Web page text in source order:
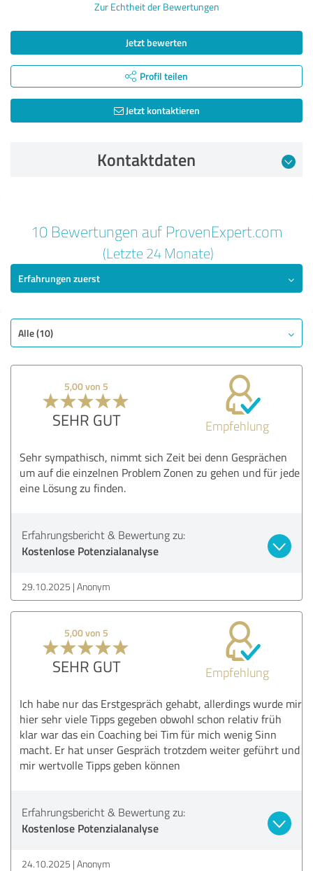
Zur Echtheit der Bewertungen
Jetzt bewerten
Profil teilen
Jetzt kontaktieren
Kontaktdaten
SEHR GUT
Nutzen
Beratung
Bewertung anzeigen
10 Bewertungen auf ProvenExpert.com
(Letzte 24 Monate)
Erfahrungen zuerst
Alle (10)
5,00 von 5
SEHR GUT Empfehlung
Sehr sympathisch, nimmt sich Zeit bei denn Gesprächen
um auf die einzelnen Problem Zonen zu gehen und für jede
eine Lösung zu finden.
Erfahrungsbericht & Bewertung zu:
Kostenlose Potenzialanalyse
29.10.2025 Anonym
5,00 von 5
SEHR GUT Empfehlung
Ich habe nur das Erstgespräch gehabt, allerdings wurde mir
hier sehr viele Tipps gegeben obwohl schon relativ früh
klar war das ein Coaching bei Tim für mich wenig Sinn
macht. Er hat unser Gespräch trotzdem weiter geführt und
mir wertvolle Tipps geben können
Erfahrungsbericht & Bewertung zu:
Kostenlose Potenzialanalyse
24.10.2025 Anonym